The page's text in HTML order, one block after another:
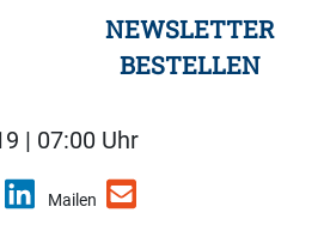
NEWSLETTER
BESTELLEN
| 07:00 Uhr
Mailen